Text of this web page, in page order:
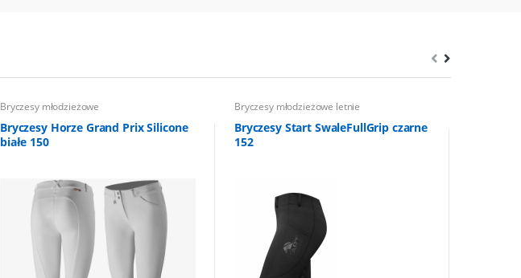
Bryczesy młodzieżowe
Bryczesy Horze Grand Prix Silicone
białe 150
Bryczesy młodzieżowe letnie
Bryczesy Start SwaleFullGrip czarne
152